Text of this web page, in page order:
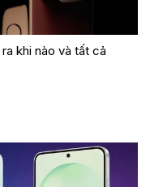
khi nào và tất cả